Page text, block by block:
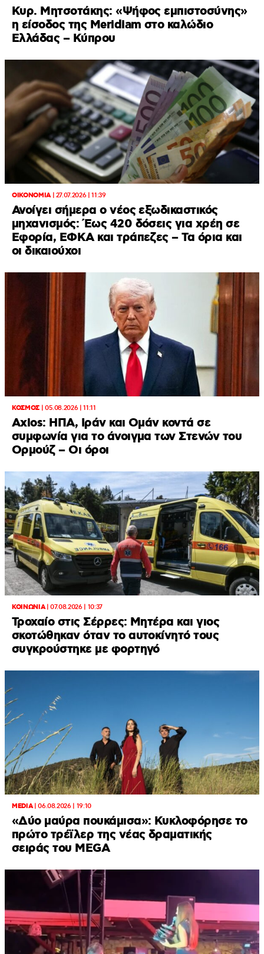
Κυρ. Μητσοτάκης: «Ψήφος εμπιστοσύνης»
η είσοδος της Meridiam στο καλώδιο
Ελλάδας – Κύπρου
ΟΙΚΟΝΟΜΙΑ| 27.07.2026 | 11:39
Ανοίγει σήμερα ο νέος εξωδικαστικός
μηχανισμός: Έως 420 δόσεις για χρέη σε
Εφορία, ΕΦΚΑ και τράπεζες – Τα όρια και
οι δικαιούχοι
ΚΟΣΜΟΣ| 05.08.2026 | 11:11
Axios: ΗΠΑ, Ιράν και Ομάν κοντά σε
συμφωνία για το άνοιγμα των Στενών του
Ορμούζ – Οι όροι
ΚΟΙΝΩΝΙΑ|07.08.2026 | 10:37
Τροχαίο στις Σέρρες: Μητέρα και γιος
σκοτώθηκαν όταν το αυτοκίνητό τους
συγκρούστηκε με φορτηγό
MEDIA|06.08.2026 | 19:10
«Δύο μαύρα πουκάμισα»: Κυκλοφόρησε το
πρώτο τρέϊλερ της νέας δραματικής
σειράς του MEGA